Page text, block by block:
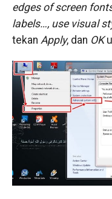
edges of screen
labels…, use visual
tekan Apply, dan OK